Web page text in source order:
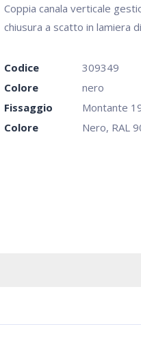
Coppia canala verticale
chiusura a scatto in lamiera
Codice 309349
Colore
nero
Fissaggio
Montante
Colore
Nero, RAL